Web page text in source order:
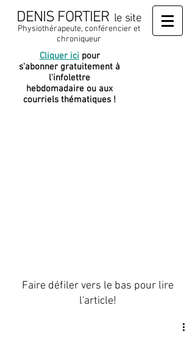
DENIS FORTIER le site
Physiothérapeute, conférencier et
chroniqueur
Cliquer ici pour
s'abonner gratuitement à
l'infolettre
hebdomadaire ou aux
courriels thématiques !
Faire défiler vers le bas pour lire
l'article!